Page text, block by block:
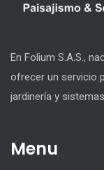
En Folium S.A.S.,
ofrecer un servicio
jardinería y
Menu